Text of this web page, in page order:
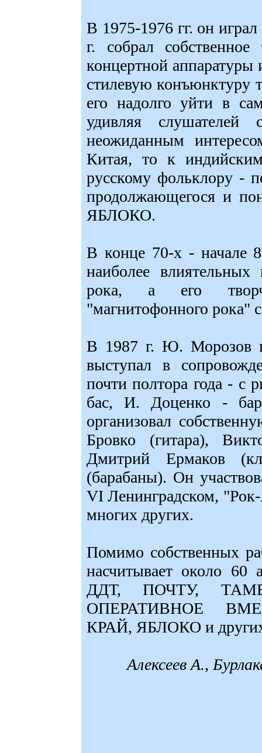
В 1975-1976 гг. он
г. собрал
концертной аппаратуры
стилевую конъюнктуру
его надолго уйти в
удивляя
неожиданным
Китая, то к
русскому фольклору -
продолжающегося и
ЯБЛОКО.
В конце 70-х - начале
наиболее влиятельных
рока, а его
"магнитофонного рока"
В 1987 г. Ю. Морозов
выступал в
почти полтора года -
бас, И. Доценко -
организовал
Бровко (гитара),
Дмитрий Ермаков
(барабаны). Он
VI Ленинградском,
многих других.
Помимо собственных
насчитывает около 60
ДДТ, ПОЧТУ,
ОПЕРАТИВНОЕ
КРАЙ, ЯБЛОКО и других
Алексеев А.,